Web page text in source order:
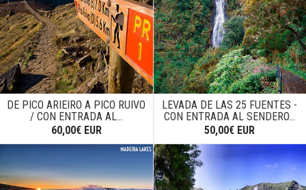
DE PICO ARIEIRO A PICO RUIVO
/ CON ENTRADA AL...
60,00€ EUR
LEVADA DE LAS 25 FUENTES -
CON ENTRADA AL SENDERO...
50,00€ EUR